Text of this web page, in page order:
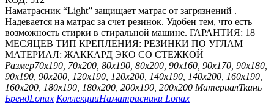
Наматрасник “Light” защищает матрас от загрязнений .
Надевается на матрас за счет резинок. Удобен тем, что есть
возможность стирки в стиральной машине. ГАРАНТИЯ: 18
МЕСЯЦЕВ ТИП КРЕПЛЕНИЯ: РЕЗИНКИ ПО УГЛАМ
МАТЕРИАЛ: ЖАККАРД ЭКО СО СТЕЖКОЙ
Размер70х190, 70х200, 80х190, 80х200, 90х160, 90х170, 90х180,
90х190, 90х200, 120х190, 120х200, 140х190, 140х200, 160х190,
160х200, 180х190, 180х200, 200х190, 200х200 МатериалТкань
БрендLonax КоллекцииНаматрасники Lonax